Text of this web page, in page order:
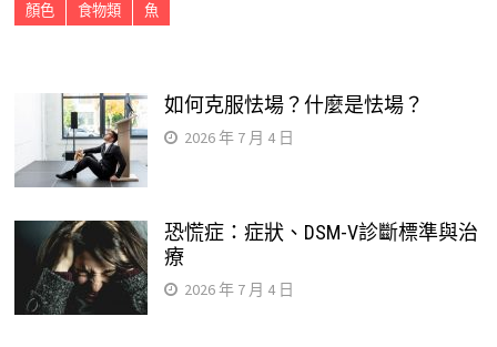
顏色
食物類 魚
如何克服怯場？什麼是怯場？
2026 年 7 月 4 日
恐慌症：症狀、DSM-V診斷標準與治
療
2026 年 7 月 4 日